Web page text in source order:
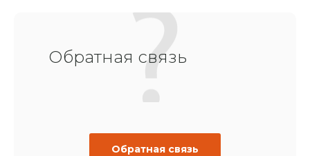
Обратная связь
Обратная связь